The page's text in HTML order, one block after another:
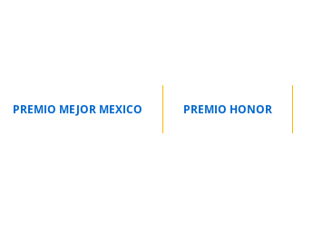
PREMIO MEJOR MEXICO PREMIO HONOR